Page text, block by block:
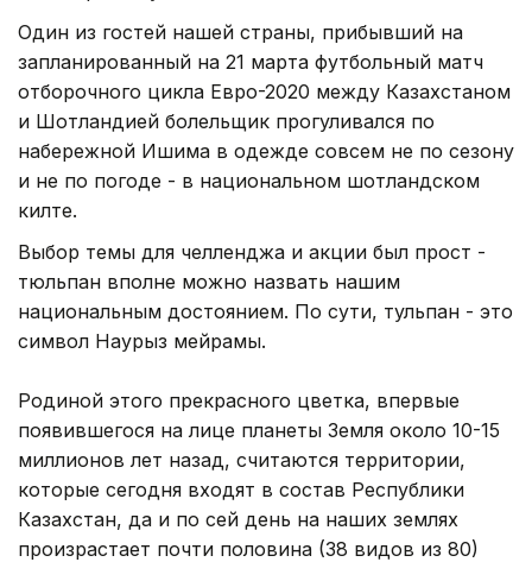
Один из гостей нашей страны, прибывший на
запланированный на 21 марта футбольный матч
отборочного цикла Евро-2020 между Казахстаном
и Шотландией болельщик прогуливался по
набережной Ишима в одежде совсем не по сезону
и не по погоде - в национальном шотландском
килте.
Выбор темы для челленджа и акции был прост -
тюльпан вполне можно назвать нашим
национальным достоянием. По сути, тульпан - это
символ Наурыз мейрамы.
Родиной этого прекрасного цветка, впервые
появившегося на лице планеты Земля около 10-15
миллионов лет назад, считаются территории,
которые сегодня входят в состав Республики
Казахстан, да и по сей день на наших землях
произрастает почти половина (38 видов из 80)